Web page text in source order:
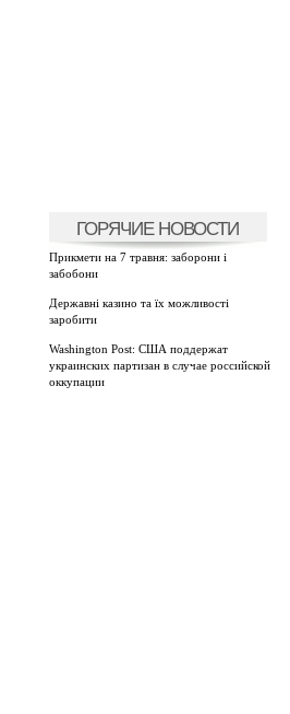
ГОРЯЧИЕ НОВОСТИ
Прикмети на 7 травня: заборони і
забобони
Державні казино та їх можливості
заробити
Washington Post: США поддержат
украинских партизан в случае российской
оккупации